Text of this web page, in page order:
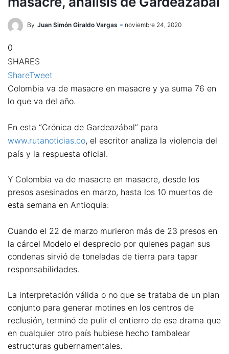
By Juan Simón Giraldo Vargas noviembre 24, 2020
0
SHARES
ShareTweet
Colombia va de masacre en masacre y ya suma 76 en
lo que va del año.
En esta “Crónica de Gardeazábal” para
www.rutanoticias.co, el escritor analiza la violencia del
país y la respuesta oficial.
Y Colombia va de masacre en masacre, desde los
presos asesinados en marzo, hasta los 10 muertos de
esta semana en Antioquia:
Cuando el 22 de marzo murieron más de 23 presos en
la cárcel Modelo el desprecio por quienes pagan sus
condenas sirvió de toneladas de tierra para tapar
responsabilidades.
La interpretación válida o no que se trataba de un plan
conjunto para generar motines en los centros de
reclusión, terminó de pulir el entierro de ese drama que
en cualquier otro país hubiese hecho tambalear
estructuras gubernamentales.